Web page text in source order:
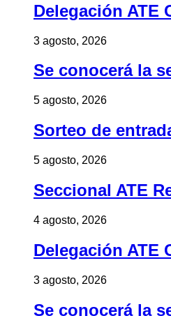
Delegación ATE
3 agosto, 2026
Se conocerá la
5 agosto, 2026
Sorteo de
5 agosto, 2026
Seccional ATE
4 agosto, 2026
Delegación ATE
3 agosto, 2026
Se conocerá la